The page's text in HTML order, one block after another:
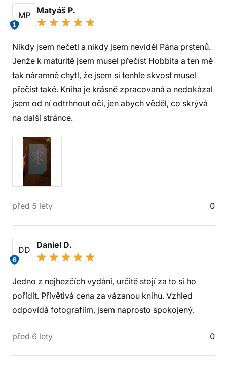
MP
1
Matyáš P.
Nikdy jsem nečetl a nikdy jsem neviděl Pána prstenů.
Jenže k maturitě jsem musel přečíst Hobbita a ten mě
tak náramně chytl, že jsem si tenhle skvost musel
přečíst také. Kniha je krásně zpracovaná a nedokázal
jsem od ní odtrhnout oči, jen abych věděl, co skrývá
na další stránce.
před 5 lety 0
DD
6
Daniel D.
Jedno z nejhezčích vydání, určitě stojí za to si ho
pořídit. Přívětivá cena za vázanou knihu. Vzhled
odpovídá fotografiím, jsem naprosto spokojený.
před 6 lety 0